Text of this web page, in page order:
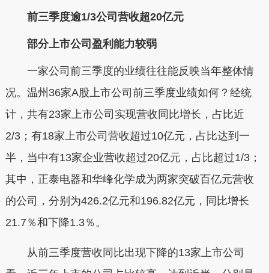
前三季度逾1/3公司营收超20亿元
部分上市公司盈利能力较弱
一家公司前三季度的业绩往往能反映当年整体情
况。温州36家A股上市公司前三季度业绩如何？经统
计，共有23家上市公司实现营收同比增长，占比近
2/3；有18家上市公司营收超过10亿元，占比达到一
半，当中有13家企业营收超过20亿元，占比超过1/3；
其中，正泰电器和华峰化学成为两家突破百亿元营收
的公司，分别为426.2亿元和196.82亿元，同比增长
21.7％和下降1.3％。
从前三季度营收同比出现下降的13家上市公司